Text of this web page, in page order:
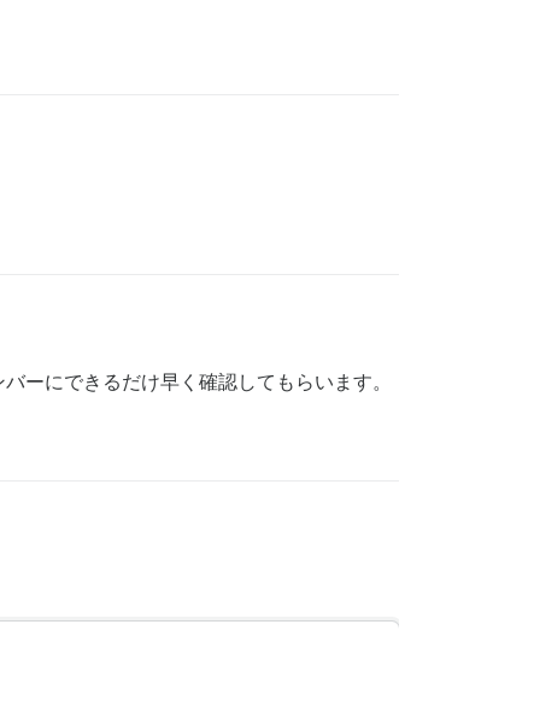
ーにできるだけ早く確認してもらいます。